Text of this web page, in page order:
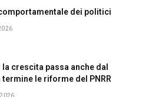
dei politici
la crescita passa anche dal
termine le riforme del PNRR